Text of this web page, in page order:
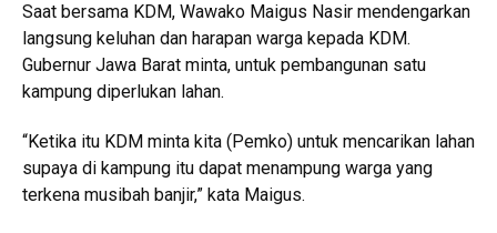
Saat bersama KDM, Wawako Maigus Nasir mendengarkan
langsung keluhan dan harapan warga kepada KDM.
Gubernur Jawa Barat minta, untuk pembangunan satu
kampung diperlukan lahan.
“Ketika itu KDM minta kita (Pemko) untuk mencarikan lahan
supaya di kampung itu dapat menampung warga yang
terkena musibah banjir,” kata Maigus.